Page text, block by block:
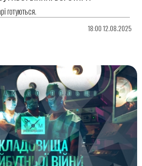
готуються.
18:00 12.08.2025